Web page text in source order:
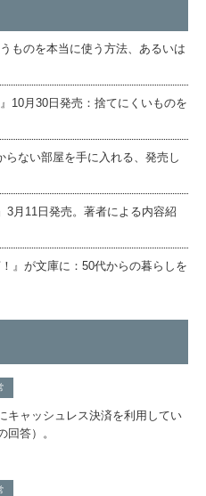
ものを本当に使う方法、あるいは
10月30日発売：捨てにくいものを
らない部屋を手に入れる、発売し
3月11日発売。著者による内容紹
』が文庫に：50代からの暮らしを
キャッシュレス決済を利用してい
回答）。